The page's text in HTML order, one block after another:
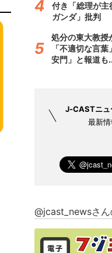
付き「総理が主
ガンダ」批判
処分の東大教授
「不適切な言
安門」と報道も
J-CASTニュ
最新
@jcast_newsさん